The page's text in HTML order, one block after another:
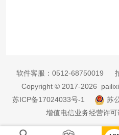
软件客服： 0512-68750019
Copyright © 2017-2026
苏ICP备17024033号-1
苏
增值电信业务经营许